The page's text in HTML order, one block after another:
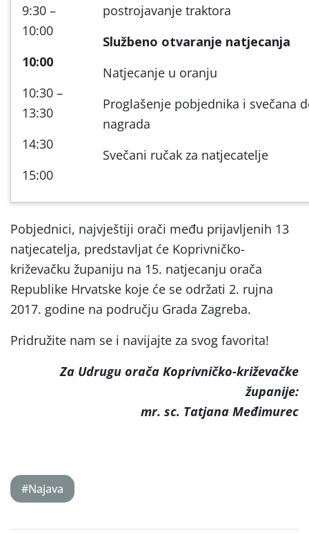
9:30 –
10:00
10:00
10:30 –
13:30
14:30
15:00
postrojavanje traktora
Službeno otvaranje natjecanja
Natjecanje u oranju
Proglašenje pobjednika i svečana
nagrada
Svečani ručak za natjecatelje
Pobjednici, najvještiji orači među prijavljenih 13
natjecatelja, predstavljat će Koprivničko-
križevačku županiju na 15. natjecanju orača
Republike Hrvatske koje će se održati 2. rujna
2017. godine na području Grada Zagreba.
Pridružite nam se i navijajte za svog favorita!
Za Udrugu orača Koprivničko-križevačke
županije:
mr. sc. Tatjana Međimurec
#Najava